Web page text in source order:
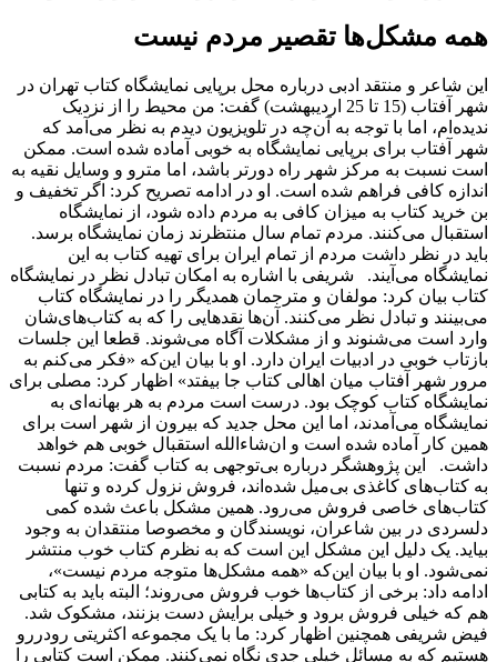
همه مشکل‌ها تقصیر مردم نیست
این شاعر و منتقد ادبی درباره محل برپایی نمایشگاه کتاب تهران در
شهر آفتاب (15 تا 25 اردیبهشت) گفت: من محیط را از نزدیک
ندیده‌ام، اما با توجه به آن‌چه در تلویزیون دیدم به نظر می‌آمد که
شهر آفتاب برای برپایی نمایشگاه به خوبی آماده شده است. ممکن
است نسبت به مرکز شهر راه دورتر باشد، اما مترو و وسایل نقیه به
اندازه کافی فراهم شده است. او در ادامه تصریح کرد: اگر تخفیف و
بن خرید کتاب به میزان کافی به مردم داده شود، از نمایشگاه
استقبال می‌کنند. مردم تمام سال منتظرند زمان نمایشگاه برسد.
باید در نظر داشت مردم از تمام ایران برای تهیه کتاب به این
نمایشگاه می‌آیند. شریفی با اشاره به امکان تبادل نظر در نمایشگاه
کتاب بیان کرد: مولفان و مترجمان همدیگر را در نمایشگاه کتاب
می‌بینند و تبادل نظر می‌کنند. آن‌ها نقدهایی را که به کتاب‌های‌شان
وارد است می‌شنوند و از مشکلات آگاه می‌شوند. قطعا این جلسات
بازتاب خوبی در ادبیات ایران دارد. او با بیان این‌که «فکر می‌کنم به
مرور شهر آفتاب میان اهالی کتاب جا بیفتد» اظهار کرد: مصلی برای
نمایشگاه کتاب کوچک بود. درست است مردم به هر بهانه‌ای به
نمایشگاه می‌آمدند، اما این محل جدید که بیرون از شهر است برای
همین کار آماده شده است و ان‌شاءالله استقبال خوبی هم خواهد
داشت. این پژوهشگر درباره بی‌توجهی به کتاب گفت: مردم نسبت
به کتاب‌های کاغذی بی‌میل شده‌اند، فروش نزول کرده و تنها
کتاب‌های خاصی فروش می‌رود. همین مشکل باعث شده کمی
دلسردی در بین شاعران، نویسندگان و مخصوصا منتقدان به وجود
بیاید. یک دلیل این مشکل این است که به نظرم کتاب خوب منتشر
نمی‌شود. او با بیان این‌که «همه مشکل‌ها متوجه مردم نیست»،
ادامه داد: برخی از کتاب‌ها خوب فروش می‌روند؛ البته باید به کتابی
هم که خیلی فروش برود و خیلی برایش دست بزنند، مشکوک شد.
فیض شریفی همچنین اظهار کرد: ما با یک مجموعه اکثریتی رودررو
هستیم که به مسائل خیلی جدی نگاه نمی‌کنند. ممکن است کتابی را